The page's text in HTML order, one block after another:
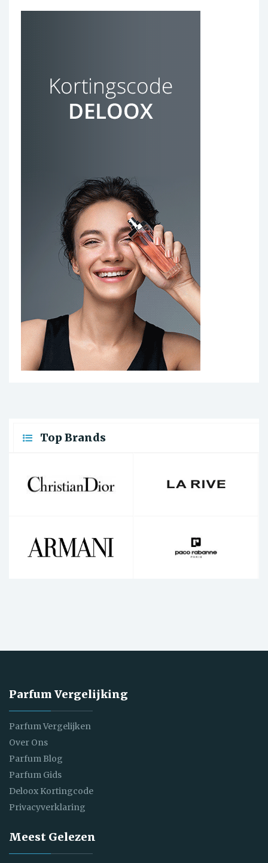
Top Brands
Parfum Vergelijking
Parfum Vergelijken
Over Ons
Parfum Blog
Parfum Gids
Deloox Kortingcode
Privacyverklaring
Meest Gelezen